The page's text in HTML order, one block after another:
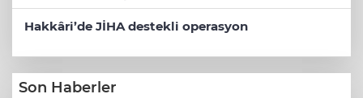
Hakkâri’de JİHA destekli operasyon
Son Haberler